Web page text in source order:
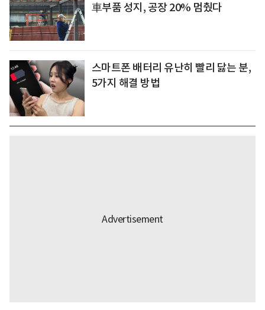
車부품 성지, 공장 20% 멈췄다
스마트폰 배터리 유난히 빨리 닳는 분,
5가지 해결 방법